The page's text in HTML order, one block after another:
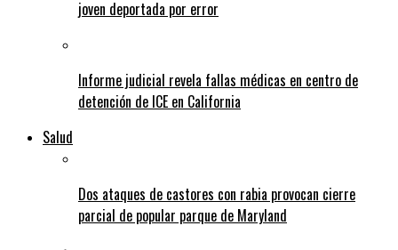
joven deportada por error
Informe judicial revela fallas médicas en centro de
detención de ICE en California
Salud
Dos ataques de castores con rabia provocan cierre
parcial de popular parque de Maryland